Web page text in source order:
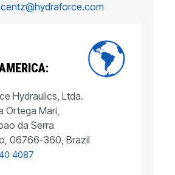
Hydraulics, Ltda.
Ortega Mari,
da Serra
06766-360, Brazil
4087